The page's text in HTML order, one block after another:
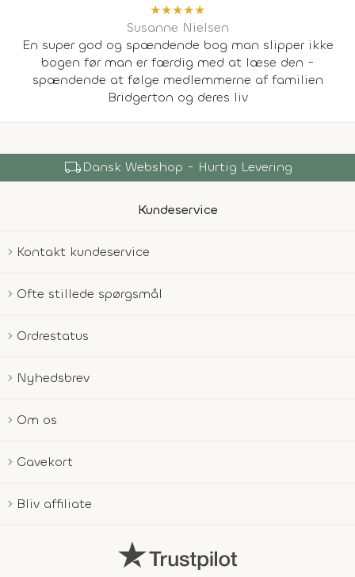
★★★★★
Susanne Nielsen
En super god og spændende bog man slipper ikke
bogen før man er færdig med at læse den -
spændende at følge medlemmerne af familien
Bridgerton og deres liv
shopping_bagOver 150.000 Produkter
Kundeservice
Kontakt kundeservice
Ofte stillede spørgsmål
Ordrestatus
Nyhedsbrev
Om os
Gavekort
Bliv affiliate